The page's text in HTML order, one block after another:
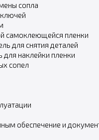
сопла
самоклеющейся пленки
для снятия деталей
для наклейки пленки
сопел
обеспечение и